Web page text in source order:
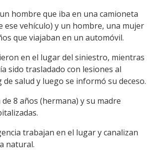
hombre que iba en una camioneta
ese vehículo) y un hombre, una mujer
que viajaban en un automóvil.
en el lugar del siniestro, mientras
sido trasladado con lesiones al
salud y luego se informó su deceso.
8 años (hermana) y su madre
trabajan en el lugar y canalizan
natural.